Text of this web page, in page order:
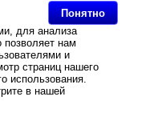
Понятно
для анализа
позволяет нам
и
страниц нашего
использования.
в нашей
для автоматизации общепита и
© 2008-2026.
для ТТ-печати белая 40мм/200м,
печати белая 40мм/200м (плотность 57) -